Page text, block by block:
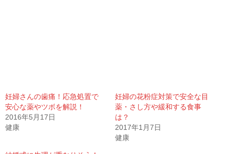
妊婦さんの歯痛！応急処置で
安心な薬やツボを解説！
2016年5月17日
健康
妊婦の花粉症対策で安全な目
薬・さし方や緩和する食事
は？
2017年1月7日
健康